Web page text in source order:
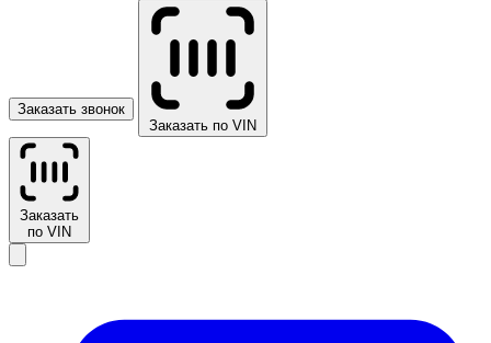
Заказать звонок
Заказать по VIN
Заказать
по VIN